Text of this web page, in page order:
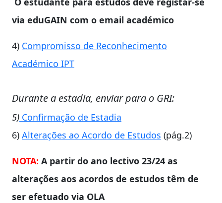
via eduGAIN com o email académico
4) Compromisso de Reconhecimento
Académico IPT
Durante a estadia, enviar para o GRI:
5) Confirmação de Estadia
6) Alterações ao Acordo de Estudos (pág.2)
NOTA: A partir do ano lectivo 23/24 as
alterações aos acordos de estudos têm de
ser efetuado via OLA